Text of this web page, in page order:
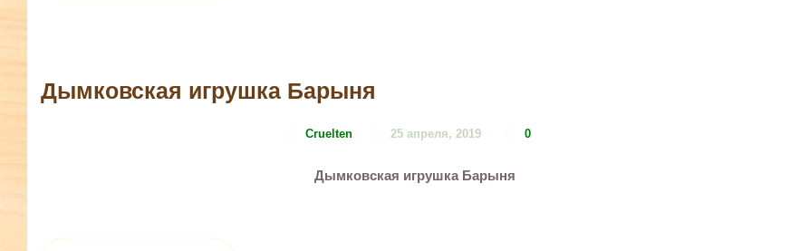
Дымковская игрушка Барыня
Cruelten 25 апреля, 2019 0
Дымковская игрушка Барыня